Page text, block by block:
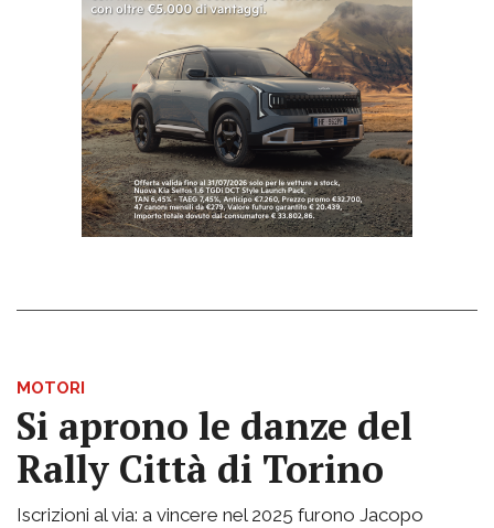
MOTORI
Si aprono le danze del
Rally Città di Torino
Iscrizioni al via: a vincere nel 2025 furono Jacopo